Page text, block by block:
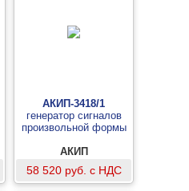
АКИП-3418/1
генератор сигналов
произвольной формы
АКИП
58 520 руб. с НДС